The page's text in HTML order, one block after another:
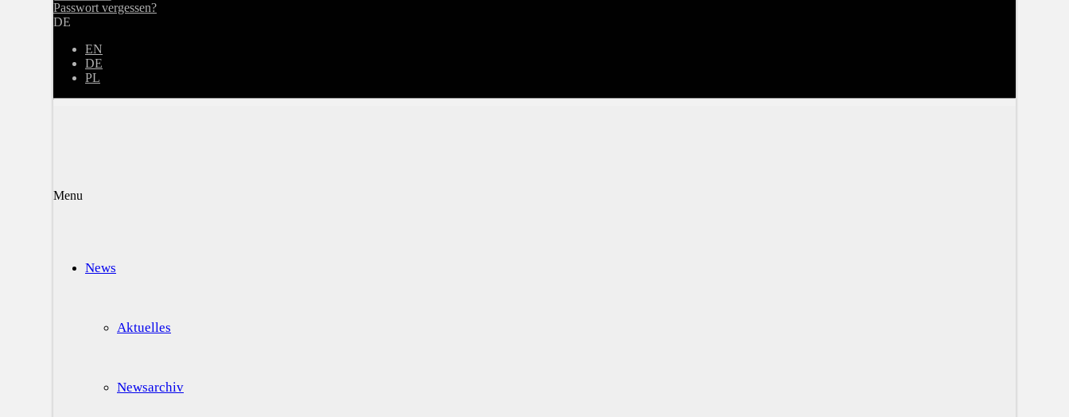
Passwort vergessen?
DE
EN
DE
PL
Menu
News
Aktuelles
Newsarchiv